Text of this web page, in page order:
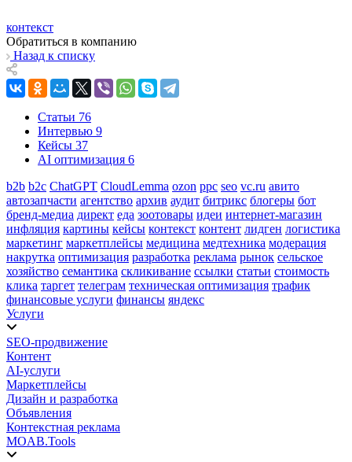
контекст
Обратиться в компанию
Назад к списку
Статьи 76
Интервью 9
Кейсы 37
AI оптимизация 6
b2b b2c ChatGPT CloudLemma ozon ppc seo vc.ru авито
автозапчасти агентство архив аудит битрикс блогеры бот
бренд-медиа директ еда зоотовары идеи интернет-магазин
инфляция картины кейсы контекст контент лидген логистика
маркетинг маркетплейсы медицина медтехника модерация
накрутка оптимизация разработка реклама рынок сельское
хозяйство семантика скликивание ссылки статьи стоимость
клика таргет телеграм техническая оптимизация трафик
финансовые услуги финансы яндекс
Услуги
SEO-продвижение
Контент
AI-услуги
Маркетплейсы
Дизайн и разработка
Объявления
Контекстная реклама
MOAB.Tools